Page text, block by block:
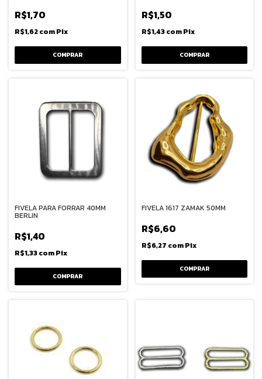
R$1,70
R$1,62comPix
R$1,50
R$1,43comPix
FIVELA PARA FORRAR 40MM
BERLIN
R$1,40
R$1,33comPix
FIVELA 1617 ZAMAK 50MM
R$6,60
R$6,27 comPix